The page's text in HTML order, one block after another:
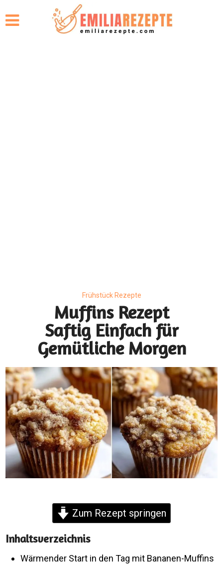
Frühstück Rezepte
Muffins Rezept
Saftig Einfach für
Gemütliche Morgen
Zum Rezept springen
Inhaltsverzeichnis
Wärmender Start in den Tag mit Bananen-Muffins